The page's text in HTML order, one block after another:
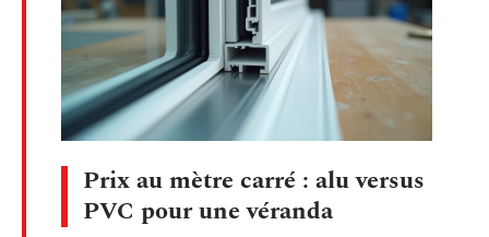
Prix au mètre carré : alu versus
PVC pour une véranda